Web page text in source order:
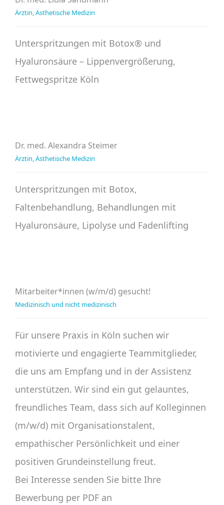
Ärztin, Ästhetische Medizin
Unterspritzungen mit Botox® und
Hyaluronsäure – Lippenvergrößerung,
Fettwegspritze Köln
Dr. med. Alexandra Steimer
Ärztin, Ästhetische Medizin
Unterspritzungen mit Botox,
Faltenbehandlung, Behandlungen mit
Hyaluronsäure, Lipolyse und Fadenlifting
Mitarbeiter*innen (w/m/d) gesucht!
Medizinisch und nicht medizinisch
Für unsere Praxis in Köln suchen wir
motivierte und engagierte Teammitglieder,
die uns am Empfang und in der Assistenz
unterstützen. Wir sind ein gut gelauntes,
freundliches Team, dass sich auf Kolleginnen
(m/w/d) mit Organisationstalent,
empathischer Persönlichkeit und einer
positiven Grundeinstellung freut.
Bei Interesse senden Sie bitte Ihre
Bewerbung per PDF an